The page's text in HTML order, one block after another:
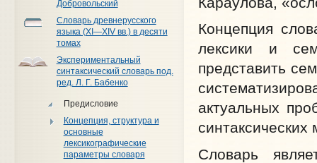
Добровольский
Словарь древнерусского
языка (XI—XIV вв.) в десяти
томах
Экспериментальный
синтаксический словарь под.
ред. Л. Г. Бабенко
Предисловие
Концепция, структура и
основные
лексикографические
параметры словаря
Концепция
лексики и
представить
актуальных
Словарь